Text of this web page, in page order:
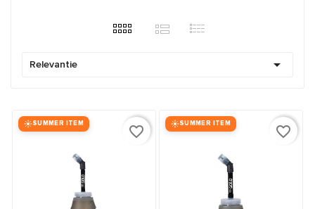
Relevantie 
SUMMER ITEM favorite_border SUMMER ITEM favorite_border